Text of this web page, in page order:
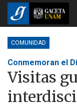
COMUNIDAD
Conmemoran el
Visitas